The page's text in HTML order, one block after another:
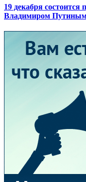
19 декабря состоится
Владимиром